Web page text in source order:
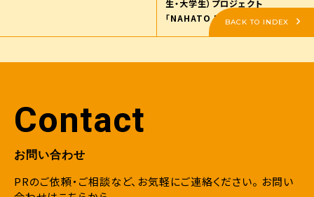
生・大学生）プロジェクト
「NAHATO MARKETER
JOURNEY PROJECT2025」サイ
BACK TO INDEX
Contact
お問い合わせ
PRのご依頼・ご相談など、お気軽にご連絡ください。 お問い